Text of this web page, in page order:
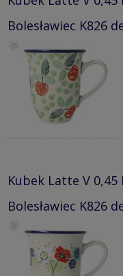
Bolesławiec K826
Kubek Latte V
Bolesławiec K826